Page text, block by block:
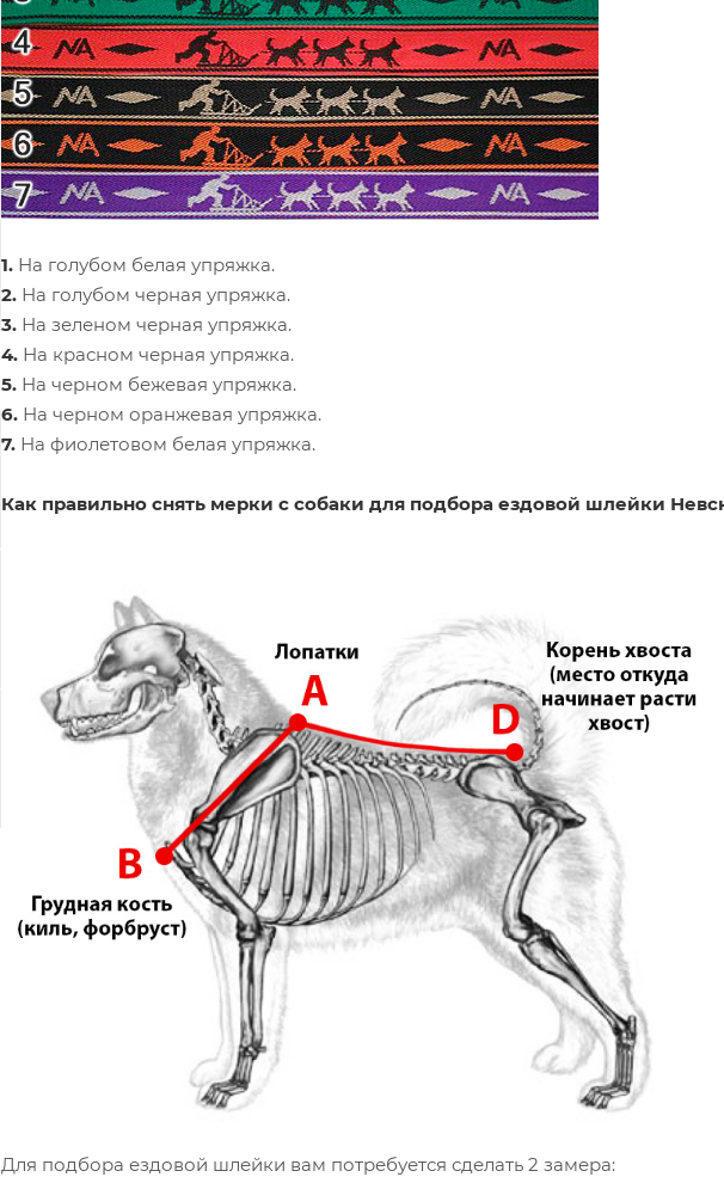
1. На голубом белая упряжка.
2. На голубом черная упряжка.
3. На зеленом черная упряжка.
4. На красном черная упряжка.
5. На черном бежевая упряжка.
6. На черном оранжевая упряжка.
7. На фиолетовом белая упряжка.
Как правильно снять мерки с собаки для подбора ездовой шлейки
Для подбора ездовой шлейки вам потребуется сделать 2 замера: